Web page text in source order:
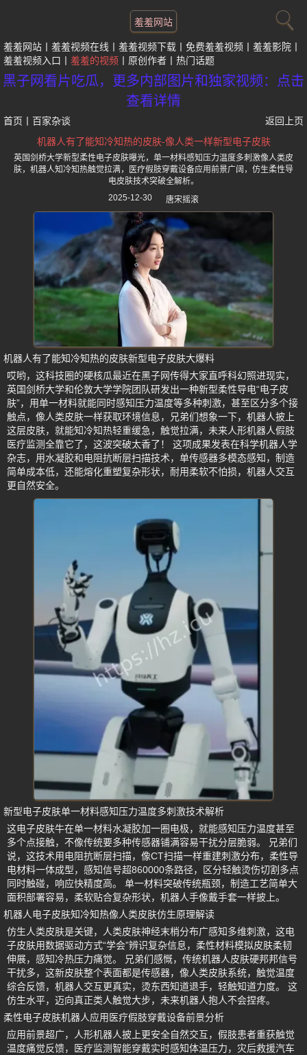
羞羞网站
羞羞网站 羞羞视频在线 羞羞视频下载 免费羞羞视频
羞羞影院
羞羞视频入口
羞羞的视频 原创作者 热门话题
黑子网看片吃瓜，更多内部图片和独家视频：点击
查看详情
首页 百家杂谈
返回上页
机器人有了能知冷知热的皮肤-像人类一样新型电子皮肤
英国剑桥大学新型柔性电子皮肤曝光，单一材料感知压力温度多刺激像人类皮
肤，机器人知冷知热触觉拉满，医疗假肢穿戴设备应用前景广阔，仿生柔性导
电皮肤技术突破全解析。
2025-12-30
唐宋摇滚
机器人有了能知冷知热的皮肤新型电子皮肤大爆料
哎哟，这科技圈的硬核瓜最近在黑子网传得大家直呼科幻照进现实，
英国剑桥大学和伦敦大学学院团队研发出一种新型柔性导电“电子皮
肤”，用单一材料就能同时感知压力温度等多种刺激，甚至区分多个接
触点，像人类皮肤一样获取环境信息，兄弟们想象一下，机器人披上
这层皮肤，就能知冷知热轻重缓急，触觉拉满，未来人形机器人假肢
医疗监测全靠它了，这波突破太香了！ 这项成果发表在科学机器人学
杂志，用水凝胶和电阻抗断层扫描技术，单传感器多模态感知，制造
简单成本低，还能熔化重塑复杂形状，耐用柔软不怕损，机器人交互
更自然安全。
新型电子皮肤单一材料感知压力温度多刺激技术解析
这电子皮肤牛在单一材料水凝胶加一圈电极，就能感知压力温度甚至
多个点接触，不像传统要多种传感器铺满容易干扰分层脆弱。 兄弟们
说，这技术用电阻抗断层扫描，像CT扫描一样重建刺激分布，柔性导
电材料一体成型，感知信号超860000条路径，区分轻触烫伤切割多点
同时触碰，响应快精度高。 单一材料突破传统瓶颈，制造工艺简单大
面积部署容易，柔软贴合复杂形状，机器人手像戴手套一样披上。
机器人电子皮肤知冷知热像人类皮肤仿生原理解读
仿生人类皮肤是关键，人类皮肤神经末梢分布广感知多维刺激，这电
子皮肤用数据驱动方式“学会”辨识复杂信息，柔性材料模拟皮肤柔韧
伸展，感知冷热压力痛觉。 兄弟们感慨，传统机器人皮肤硬邦邦信号
干扰多，这新皮肤整个表面都是传感器，像人类皮肤系统，触觉温度
综合反馈，机器人交互更真实，烫东西知道退手，轻触知道力度。 这
仿生水平，迈向真正类人触觉大步，未来机器人抱人不会捏疼。
柔性电子皮肤机器人应用医疗假肢穿戴设备前景分析
应用前景超广，人形机器人披上更安全自然交互，假肢患者重获触觉
温度痛觉反馈，医疗监测智能穿戴实时感知体温压力，灾后救援汽车